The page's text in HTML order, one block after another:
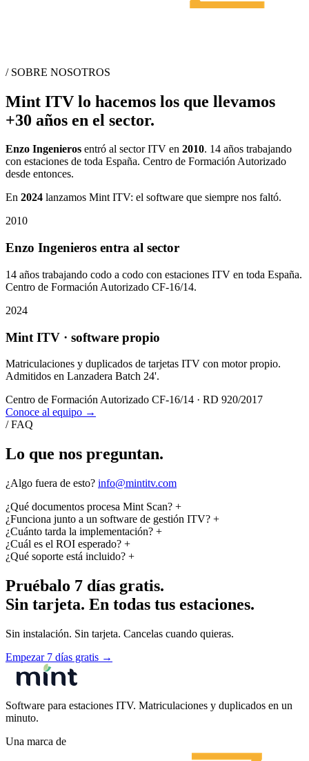
/ SOBRE NOSOTROS
Mint ITV lo hacemos los que llevamos
+30 años en el sector.
Enzo Ingenieros entró al sector ITV en 2010. 14 años trabajando
con estaciones de toda España. Centro de Formación Autorizado
desde entonces.
En 2024 lanzamos Mint ITV: el software que siempre nos faltó.
2010
Enzo Ingenieros entra al sector
14 años trabajando codo a codo con estaciones ITV en toda España.
Centro de Formación Autorizado CF-16/14.
2024
Mint ITV · software propio
Matriculaciones y duplicados de tarjetas ITV con motor propio.
Admitidos en Lanzadera Batch 24'.
Centro de Formación Autorizado CF-16/14 · RD 920/2017
Conoce al equipo →
/ FAQ
Lo que nos preguntan.
¿Algo fuera de esto? info@mintitv.com
¿Qué documentos procesa Mint Scan? +
¿Funciona junto a un software de gestión ITV? +
¿Cuánto tarda la implementación? +
¿Cuál es el ROI esperado? +
¿Qué soporte está incluido? +
Pruébalo 7 días gratis.
Sin tarjeta. En todas tus estaciones.
Sin instalación. Sin tarjeta. Cancelas cuando quieras.
Empezar 7 días gratis →
Software para estaciones ITV. Matriculaciones y duplicados en un
minuto.
Una marca de